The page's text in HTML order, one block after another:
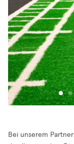
Bei unserem